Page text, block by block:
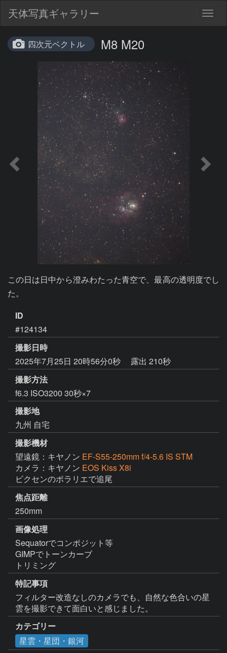
天体写真ギャラリー
四次元ベクトル M8 M20
この日は日中から澄みわたった青空で、最高の透明度でし
た。
ID
#124134
撮影日時
2025年7月25日 20時56分0秒
露出 210秒
撮影方法
f6.3 ISO3200 30秒×7
撮影地
九州 自宅
撮影機材
望遠鏡：キヤノン EF-S55-250mm f/4-5.6 IS STM
カメラ：キヤノン EOS Kiss X8i
ビクセンのポラリエで追尾
焦点距離
250mm
画像処理
Sequatorでコンポジット等
GIMPでトーンカーブ
トリミング
特記事項
フィルター改造なしのカメラでも、自然な色合いの星
雲を撮影できて面白いと感じました。
カテゴリー
星雲・星団・銀河